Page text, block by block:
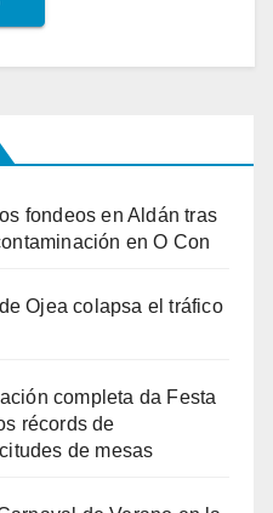
fondeos en Aldán tras
en O Con
Ojea colapsa el tráfico
completa da Festa
récords de
de mesas